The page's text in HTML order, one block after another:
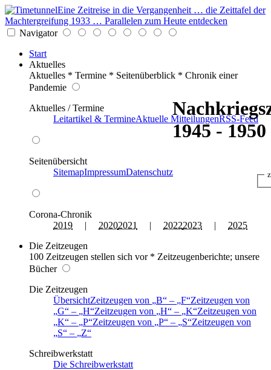
Eine Zeitreise in die Vergangenheit … die Zeittafel der
Machtergreifung 1933 … Parallelen zum Heute entdecken
Navigator
Start
Aktuelles
Aktuelles * Termine * Seitenüberblick * Chronik einer
Pandemie
Aktuelles / Termine
Leitartikel & TermineAktuelle MitteilungenRSS-Feed
Seitenübersicht
SitemapImpressumDatenschutz
Corona-Chronik
2019 | 20202021 | 20222023 | 2025
Die Zeitzeugen
100 Zeitzeugen stellen sich vor * Zeitzeugenberichte; unsere
Bücher
Die Zeitzeugen
ÜbersichtZeitzeugen von B – F Zeitzeugen von
G
– H Zeitzeugen von H – K Zeitzeugen von
K
– P Zeitzeugen von P – S Zeitzeugen von
S
–
Z
Schreibwerkstatt
Die Schreibwerkstatt
1945 - 1950